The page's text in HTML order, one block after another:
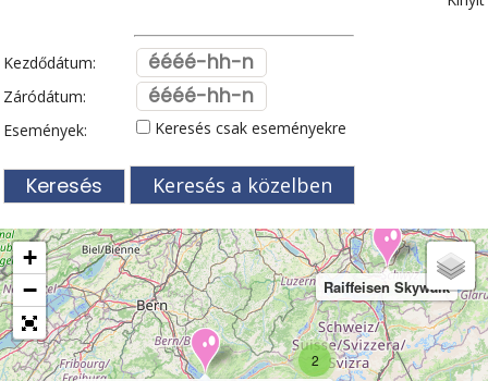
Szabadidőpark Szurdok
Templom és kolostor
Történelem Túra Vár és kastély
Városkalauzok Világörökség
Zöldturista Zürich
Kezdődátum:
Záródátum:
Események:
Keresés csak eseményekre
Keresés a közelben
2
Raiffeisen Skywalk
+
−